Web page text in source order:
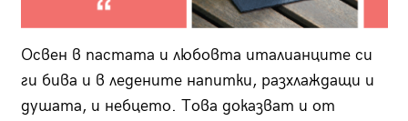
Освен в пастата и любовта италианците си
ги бива и в ледените напитки, разхлаждащи и
душата, и небцето. Това доказват и от